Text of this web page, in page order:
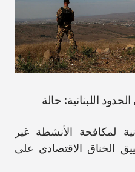
اللبنانية: حالة
لمكافحة الأنشطة غير
الخناق الاقتصادي على
المُهمَلة تاريخيًا